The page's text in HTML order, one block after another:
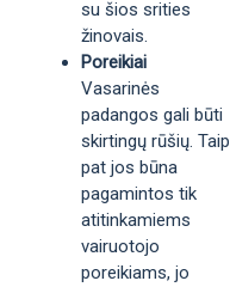
su šios srities
žinovais.
Poreikiai
Vasarinės
padangos gali būti
skirtingų rūšių. Taip
pat jos būna
pagamintos tik
atitinkamiems
vairuotojo
poreikiams, jo